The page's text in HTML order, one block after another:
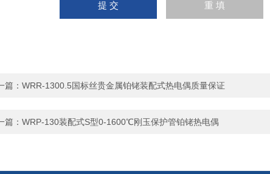
篇： WRR-1300.5国标丝贵金属铂铑装配式热电偶质量保证
篇： WRP-130装配式S型0-1600℃刚玉保护管铂铑热电偶